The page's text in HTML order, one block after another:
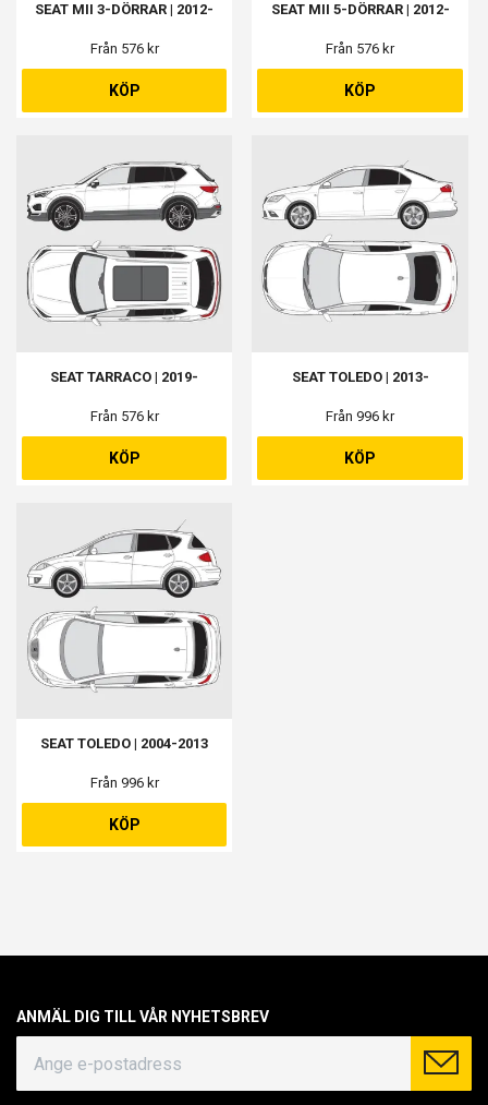
SEAT MII 3-DÖRRAR | 2012-
Från 576 kr
KÖP
SEAT MII 5-DÖRRAR | 2012-
Från 576 kr
KÖP
SEAT TARRACO | 2019-
Från 576 kr
KÖP
SEAT TOLEDO | 2013-
Från 996 kr
KÖP
SEAT TOLEDO | 2004-2013
Från 996 kr
KÖP
ANMÄL DIG TILL VÅR NYHETSBREV